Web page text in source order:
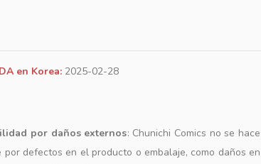
en Korea: 2025-02-28
por daños externos: Chunichi Comics no se hace
por defectos en el producto o embalaje, como daños en